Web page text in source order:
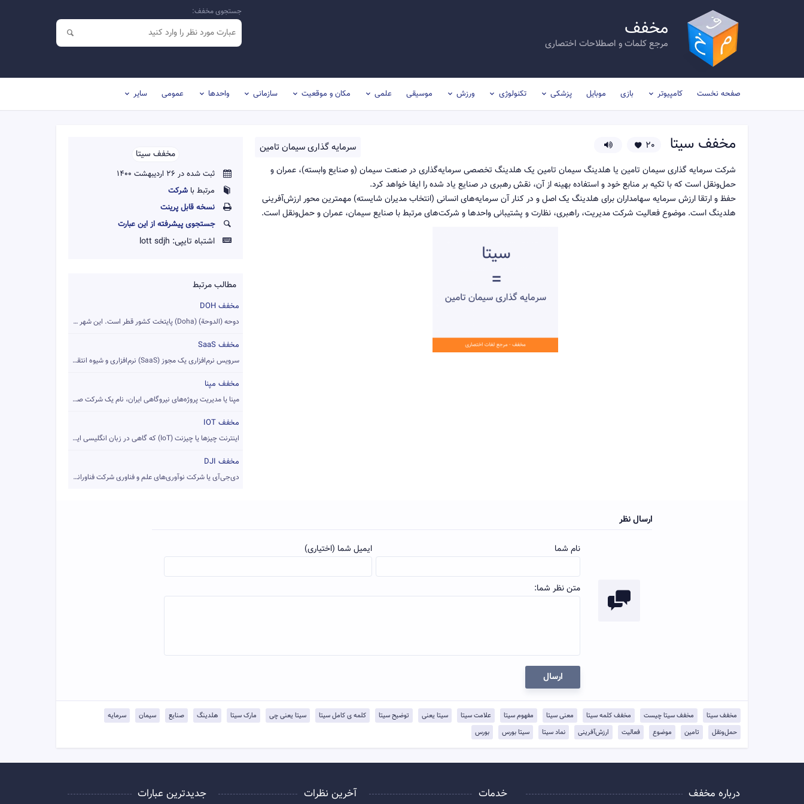
مخفف
مرجع کلمات و اصطلاحات اختصاری
جستجوی مخفف:
صفحه نخست کامپیوتر بازی موبایل پزشکی تکنولوژی ورزش موسیقی علمی مکان و موقعیت سازمانی واحدها عمومی سایر
مخففسیتا سرمايه گذاری سيمان تامين 20
شرکت سرمایه گذاری سیمان تامین یا هلدینگ سیمان تامین یک هلدینگ تخصصی سرمایه‌گذاری در صنعت سیمان (و صنایع وابسته)، عمران و
حمل‌و‌نقل است که با تکیه بر منابع خود و استفاده بهینه از آن، نقش رهبری در صنایع یاد شده را ایفا خواهد کرد.
حفظ و ارتقا ارزش سرمایه سهامداران برای هلدینگ یک اصل و در کنار آن سرمایه‌های انسانی (انتخاب مدیران شایسته) مهمترین محور ارزش‌آفرینی
هلدینگ است. موضوع فعالیت شرکت مدیریت، راهبری، نظارت و پشتیبانی واحدها و شرکت‌های مرتبط با صنایع سیمان، عمران و حمل‌و‌نقل است.
مخفف سیتا
ثبت شده در 26 اردیبهشت 1400
مرتبط با شرکت
نسخه قابل پرينت
جستجوی پیشرفته از این عبارت
اشتباه تایپی: lott sdjh
مطالب مرتبط
مخفف DOH
دوحه (الدوحة) (Doha) پایتخت کشور قطر است. این شهر در سواحل خ...
مخفف SaaS
سرویس نرم‌افزاری یک مجوز (SaaS) نرم‌افزاری و شیوه انتقالی اس...
مخفف مپنا
مپنا یا مدیریت پروژه‌های نیروگاهی ایران، نام یک شرکت صنعتی ا...
مخفف IOT
اینترنت چیزها یا چیزنت (IoT) که گاهی در زبان انگلیسی اینترنت...
مخفف DJI
دی‌جی‌آی یا شرکت نوآوری‌های علم و فناوری شرکت فناورانه چینی ...
ارسال نظر
نام شما ایمیل شما (اختیاری)
متن نظر شما:
ارسال
مخفف سیتا مخفف سیتا چیست مخفف کلمه سیتا معنی سیتا مفهوم سیتا علامت سیتا سیتا یعنی توضيح سیتا کلمه ی کامل سیتا سیتا یعنی چی مارک سیتا هلدینگ صنایع سیمان
سرمایه
حمل‌و‌نقل
تامین موضوع فعالیت ارزش‌آفرینی نماد سیتا سیتا بورس بورس
درباره مخفف خدمات آخرین نظرات جدیدترین عبارات